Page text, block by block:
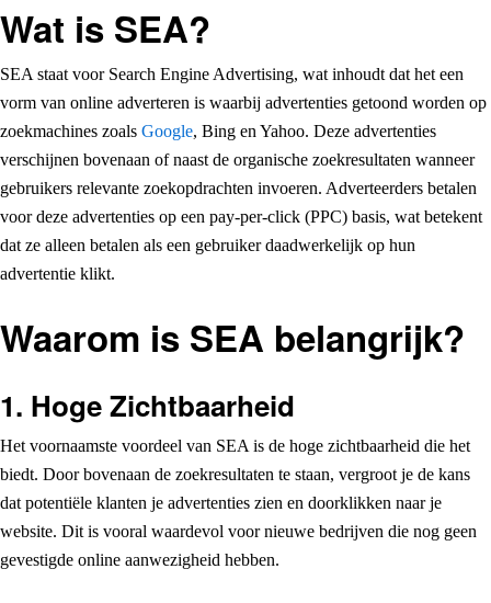
Wat is SEA?
SEA staat voor Search Engine Advertising, wat inhoudt dat het een
vorm van online adverteren is waarbij advertenties getoond worden op
zoekmachines zoals Google, Bing en Yahoo. Deze advertenties
verschijnen bovenaan of naast de organische zoekresultaten wanneer
gebruikers relevante zoekopdrachten invoeren. Adverteerders betalen
voor deze advertenties op een pay-per-click (PPC) basis, wat betekent
dat ze alleen betalen als een gebruiker daadwerkelijk op hun
advertentie klikt.
Waarom is SEA belangrijk?
1. Hoge Zichtbaarheid
Het voornaamste voordeel van SEA is de hoge zichtbaarheid die het
biedt. Door bovenaan de zoekresultaten te staan, vergroot je de kans
dat potentiële klanten je advertenties zien en doorklikken naar je
website. Dit is vooral waardevol voor nieuwe bedrijven die nog geen
gevestigde online aanwezigheid hebben.